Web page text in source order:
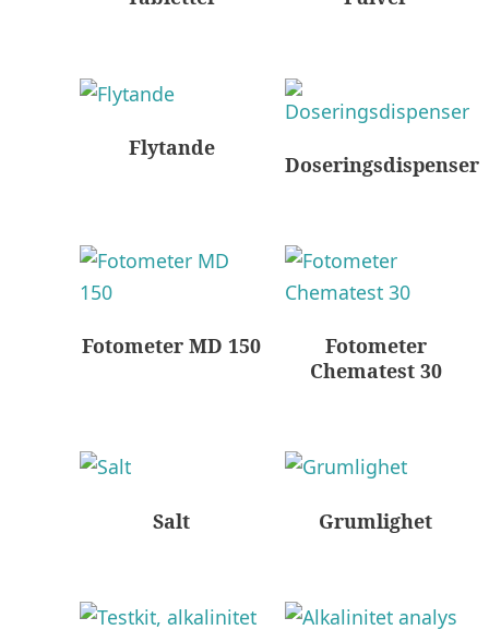
Flytande
Doseringsdispenser
Fotometer MD 150
Fotometer
Chematest 30
Salt Grumlighet